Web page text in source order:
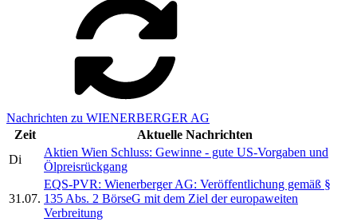
Nachrichten zu WIENERBERGER AG
Zeit
Aktuelle Nachrichten
Di
Aktien Wien Schluss: Gewinne - gute US-Vorgaben und
Ölpreisrückgang
31.07.
EQS-PVR: Wienerberger AG: Veröffentlichung gemäß §
135 Abs. 2 BörseG mit dem Ziel der europaweiten
Verbreitung